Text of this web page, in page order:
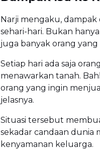
Narji mengaku, dampak
sehari-hari. Bukan
juga banyak orang
Setiap hari ada saja
menawarkan tanah.
orang yang ingin
jelasnya.
Situasi tersebut
sekadar candaan dunia
kenyamanan keluarga.